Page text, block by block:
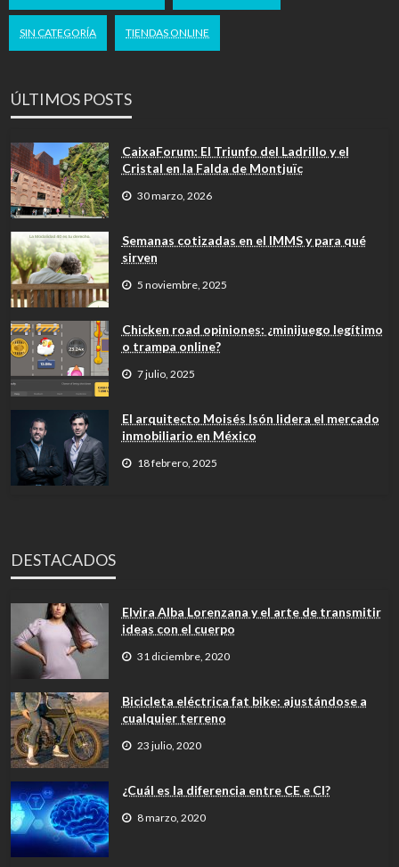
SIN CATEGORÍA TIENDAS ONLINE
ÚLTIMOS POSTS
CaixaForum: El Triunfo del Ladrillo y el
Cristal en la Falda de Montjuïc
30 marzo, 2026
Semanas cotizadas en el IMMS y para qué
sirven
5 noviembre, 2025
Chicken road opiniones: ¿minijuego legítimo
o trampa online?
7 julio, 2025
El arquitecto Moisés Isón lidera el mercado
inmobiliario en México
18 febrero, 2025
DESTACADOS
Elvira Alba Lorenzana y el arte de transmitir
ideas con el cuerpo
31 diciembre, 2020
Bicicleta eléctrica fat bike: ajustándose a
cualquier terreno
23 julio, 2020
¿Cuál es la diferencia entre CE e CI?
8 marzo, 2020